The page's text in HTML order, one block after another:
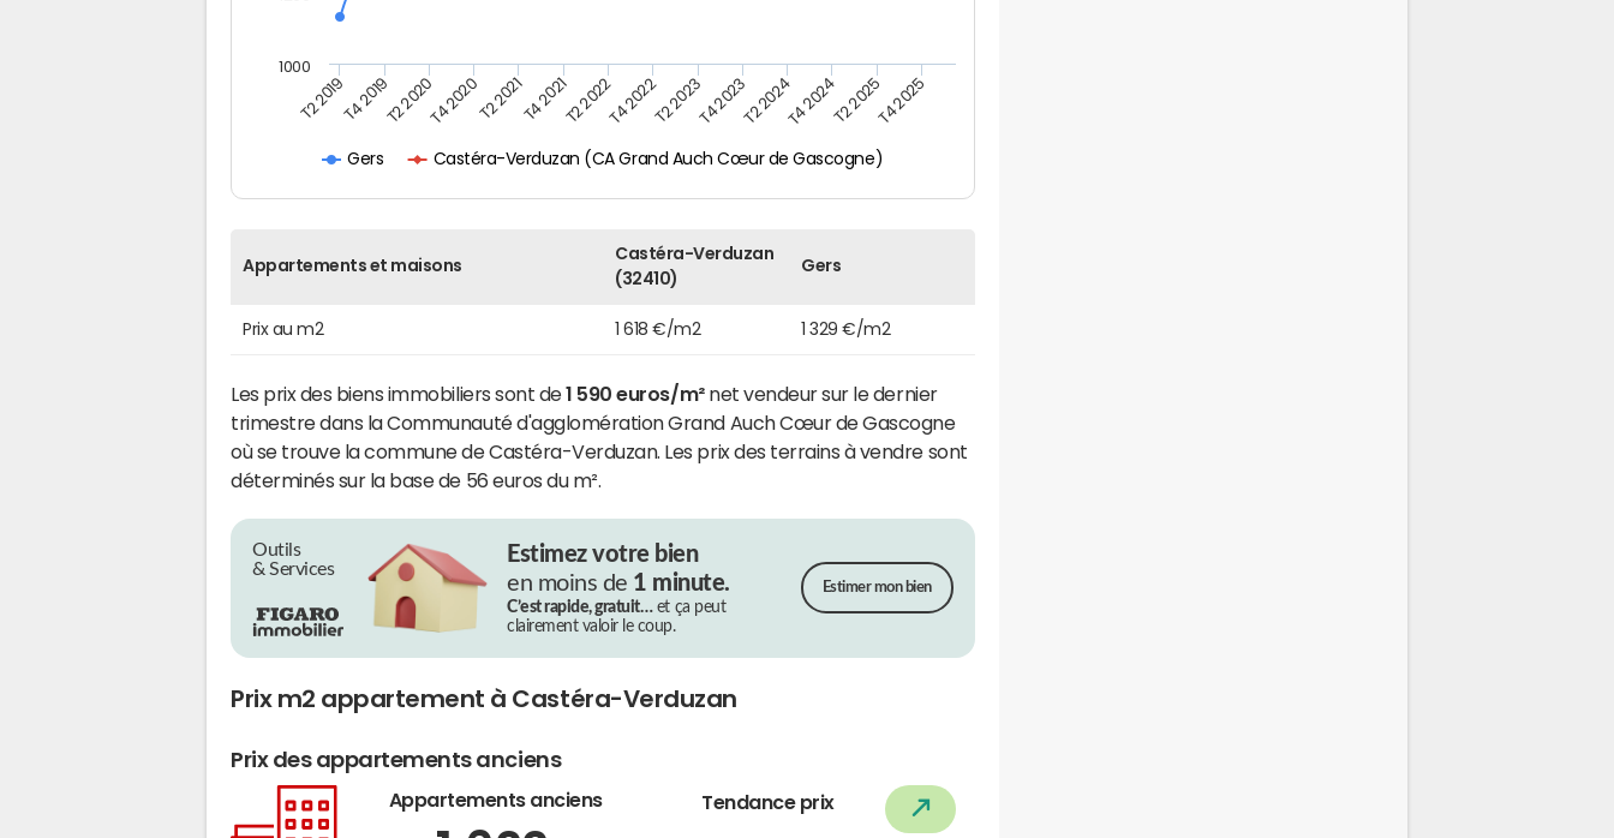
Gers Castéra-Verduzan (CA Grand Auch Cœur de Gascogne)
T2 2019T4 2019T2 2020T4 2020T2 2021T4 2021T2 2022T4 2022T2 2023T4 2023T2 2024T4 2024T2 2025T4 2025
1000
Appartements et maisons
Castéra-Verduzan
(32410)
Gers
Prix au m2 1 618 €/m2 1 329 €/m2
Les prix des biens immobiliers sont de1 590 euros/m²net vendeur sur le dernier
trimestre dans la Communauté d'agglomération Grand Auch Cœur de Gascogne
où se trouve la commune de Castéra-Verduzan. Les prix des terrains à vendre sont
déterminés sur la base de 56 euros du m².
Outils
& Services
Estimez votre bien
en moins de 1 minute.
C’est rapide, gratuit…et ça peut
clairement valoir le coup.
Estimer mon bien
Prix m2 appartement à Castéra-Verduzan
Prix des appartements anciens
Appartements anciens Tendance prix